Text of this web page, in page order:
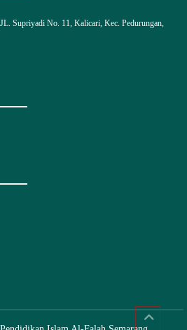
JL. Supriyadi No. 11, Kalicari, Kec. Pedurungan,